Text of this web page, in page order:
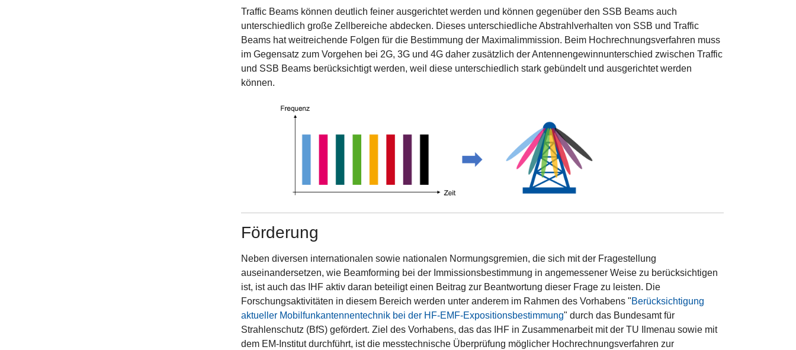
Traffic Beams können deutlich feiner ausgerichtet werden und können gegenüber den SSB Beams auch
unterschiedlich große Zellbereiche abdecken. Dieses unterschiedliche Abstrahlverhalten von SSB und Traffic
Beams hat weitreichende Folgen für die Bestimmung der Maximalimmission. Beim Hochrechnungsverfahren muss
im Gegensatz zum Vorgehen bei 2G, 3G und 4G daher zusätzlich der Antennengewinnunterschied zwischen Traffic
und SSB Beams berücksichtigt werden, weil diese unterschiedlich stark gebündelt und ausgerichtet werden
können.
Förderung
Neben diversen internationalen sowie nationalen Normungsgremien, die sich mit der Fragestellung
auseinandersetzen, wie Beamforming bei der Immissionsbestimmung in angemessener Weise zu berücksichtigen
ist, ist auch das IHF aktiv daran beteiligt einen Beitrag zur Beantwortung dieser Frage zu leisten. Die
Forschungsaktivitäten in diesem Bereich werden unter anderem im Rahmen des Vorhabens "Berücksichtigung
aktueller Mobilfunkantennentechnik bei der HF-EMF-Expositionsbestimmung" durch das Bundesamt für
Strahlenschutz (BfS) gefördert. Ziel des Vorhabens, das das IHF in Zusammenarbeit mit der TU Ilmenau sowie mit
dem EM-Institut durchführt, ist die messtechnische Überprüfung möglicher Hochrechnungsverfahren zur